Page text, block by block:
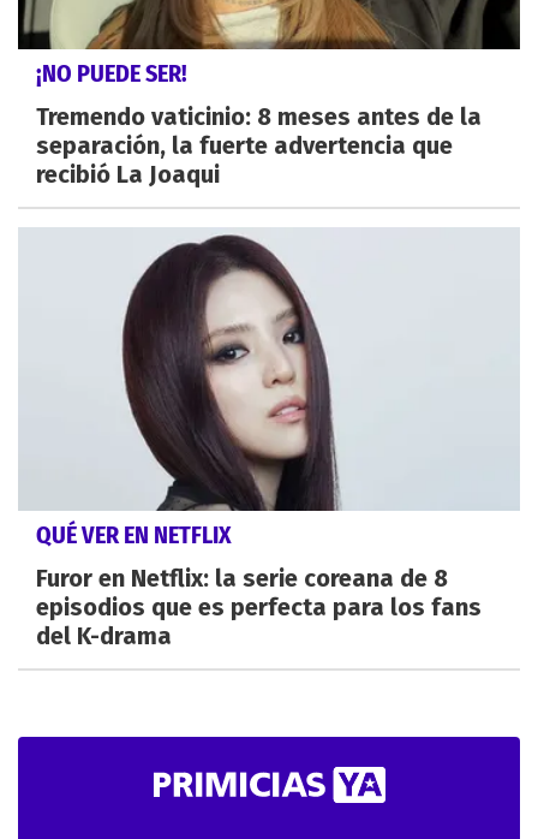
¡NO PUEDE SER!
Tremendo vaticinio: 8 meses antes de la
separación, la fuerte advertencia que
recibió La Joaqui
QUÉ VER EN NETFLIX
Furor en Netflix: la serie coreana de 8
episodios que es perfecta para los fans
del K-drama